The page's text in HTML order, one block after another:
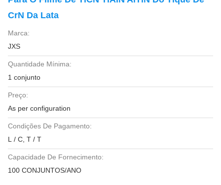
CrN Da Lata
Marca:
JXS
Quantidade Mínima:
1 conjunto
Preço:
As per configuration
Condições De Pagamento:
L / C, T / T
Capacidade De Fornecimento:
100 CONJUNTOS/ANO